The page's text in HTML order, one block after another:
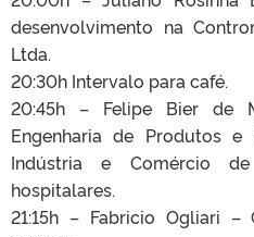
desenvolvimento na
Ltda.
20:30h Intervalo para café.
20:45h – Felipe Bier de
Engenharia de Produtos e
Indústria e Comércio de
hospitalares.
21:15h – Fabricio Ogliari –